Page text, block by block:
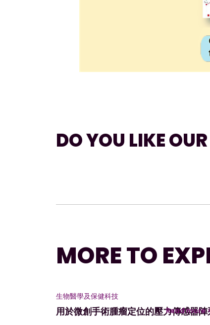
DO YOU LIKE
MORE TO
生物醫學及保健科技
用於微創手術腫瘤定位的壓力傳感器陣
Read more